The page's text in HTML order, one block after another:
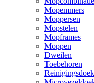
Mopemmers
Moppersen
Mopstelen
Mopframes
Moppen
Dweilen
Toebehoren